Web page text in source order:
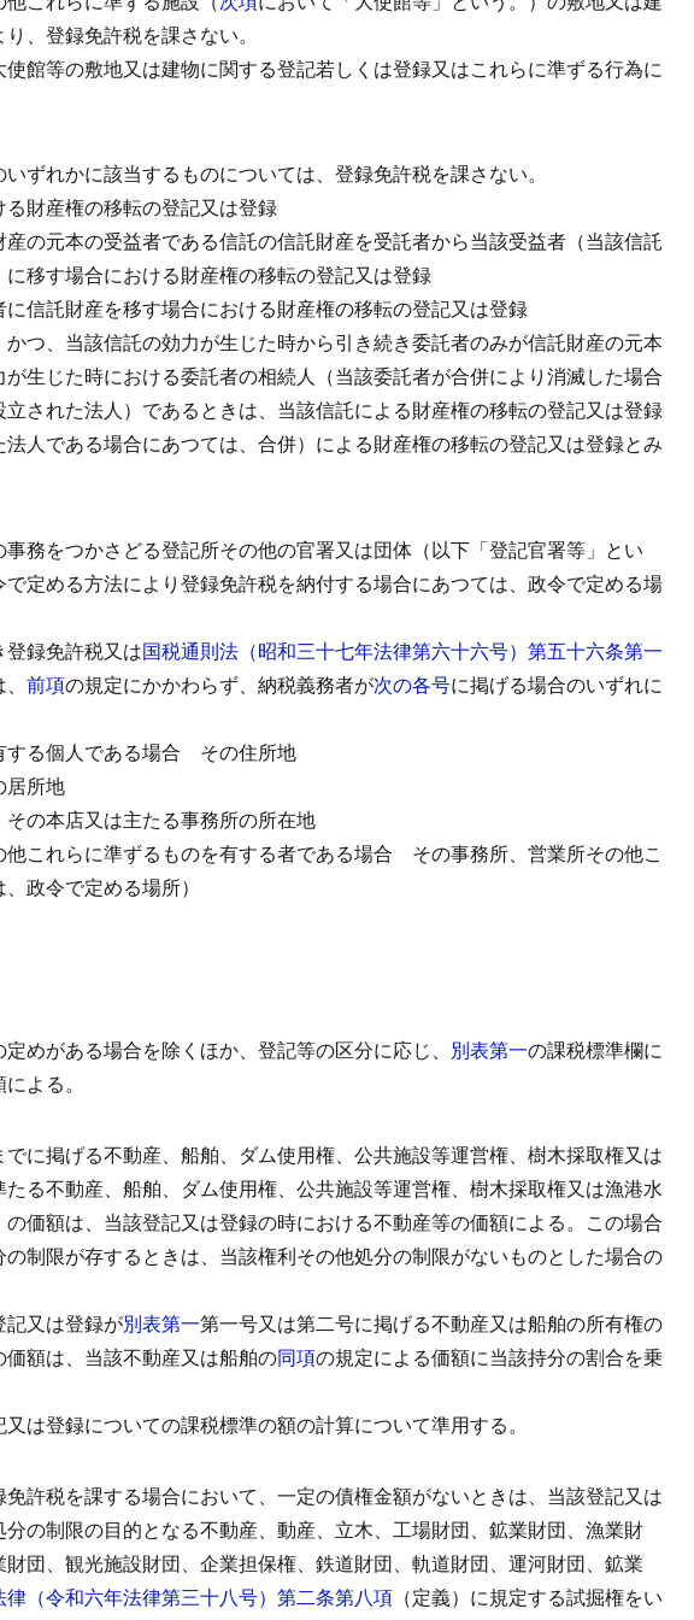
、登録免許税を課さない。
館等の敷地又は建物に関する登記若しくは登録又はこれらに準ずる行為に
いずれかに該当するものについては、登録免許税を課さない。
財産権の移転の登記又は登録
の元本の受益者である信託の信託財産を受託者から当該受益者（当該信託
移す場合における財産権の移転の登記又は登録
信託財産を移す場合における財産権の移転の登記又は登録
つ、当該信託の効力が生じた時から引き続き委託者のみが信託財産の元本
生じた時における委託者の相続人（当該委託者が合併により消滅した場合
された法人）であるときは、当該信託による財産権の移転の登記又は登録
人である場合にあつては、合併）による財産権の移転の登記又は登録とみ
務をつかさどる登記所その他の官署又は団体（以下「登記官署等」とい
定める方法により登録免許税を納付する場合にあつては、政令で定める場
録免許税又は国税通則法（昭和三十七年法律第六十六号）第五十六条第一
前項の規定にかかわらず、納税義務者が次の各号に掲げる場合のいずれに
る個人である場合
その住所地
居所地
その本店又は主たる事務所の所在地
これらに準ずるものを有する者である場合
その事務所、営業所その他こ
政令で定める場所）
めがある場合を除くほか、登記等の区分に応じ、 別表第一の課税標準欄に
よる。
に掲げる不動産、船舶、ダム使用権、公共施設等運営権、樹木採取権又は
る不動産、船舶、ダム使用権、公共施設等運営権、樹木採取権又は漁港水
価額は、当該登記又は登録の時における不動産等の価額による。 この場合
制限が存するときは、当該権利その他処分の制限がないものとした場合の
記又は登録が別表第一第一号又は第二号に掲げる不動産又は船舶の所有権の
額は、当該不動産又は船舶の同項の規定による価額に当該持分の割合を乗
は登録についての課税標準の額の計算について準用する。
許税を課する場合において、一定の債権金額がないときは、当該登記又は
の制限の目的となる不動産、動産、立木、工場財団、鉱業財団、漁業財
団、観光施設財団、企業担保権、鉄道財団、軌道財団、運河財団、鉱業
（令和六年法律第三十八号）第二条第八項 （定義）に規定する試掘権をい